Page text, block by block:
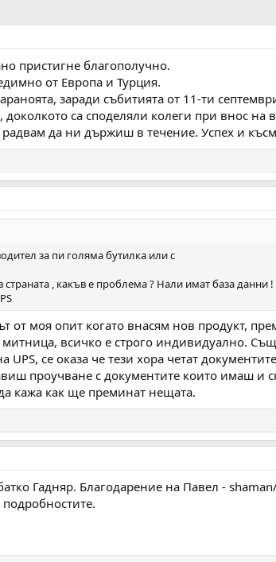
пристигне благополучно.
от Европа и Турция.
заради събитията от 11-ти
са споделяли колеги при внос на
да ни държиш в течение. Успех и
за пи голяма бутилка или с
, какъв е проблема ? Нали имат база данни
от моя опит когато внасям нов продукт,
всичко е строго индивидуално.
UPS, се оказа че тези хора четат
проучване с документите които имаш и
кажа как ще преминат нещата.
Гадняр. Благодарение на Павел -